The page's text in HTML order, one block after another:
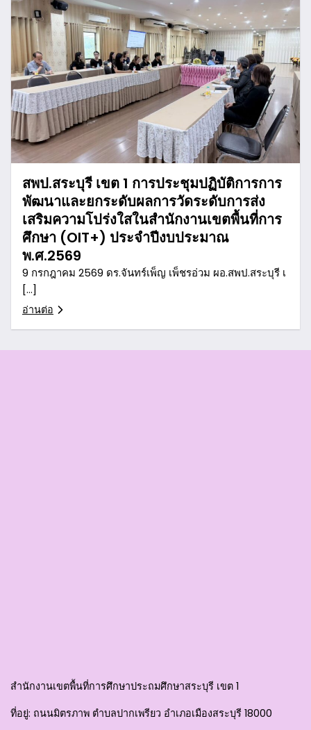
สพป.สระบุรี เขต 1 การประชุมปฏิบัติการการ
พัฒนาและยกระดับผลการวัดระดับการส่ง
เสริมความโปร่งใสในสำนักงานเขตพื้นที่การ
ศึกษา (OIT+) ประจำปีงบประมาณ
พ.ศ.2569
9 กรกฎาคม 2569 ดร.จันทร์เพ็ญ เพ็ชรอ่วม ผอ.สพป.สระบุรี เ
[…]
อ่านต่อ
สำนักงานเขตพื้นที่การศึกษาประถมศึกษาสระบุรี เขต 1
ที่อยู่: ถนนมิตรภาพ ตำบลปากเพรียว อำเภอเมืองสระบุรี 18000